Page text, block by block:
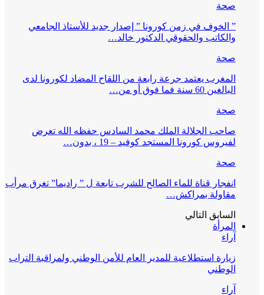
صحة
” الخوف في زمن كورونا ” إصدار جديد للأستاذ الجامعي
والكاتب والحقوقي الدكتور خالد…
صحة
المغرب يعتمد جرعة رابعة من اللقاح المضاد لكورونا لدى
البالغين 60 سنة فما فوق أو من…
صحة
صاحب الجلالة الملك محمد السادس حفظه الله تعرض
لفيروس كورونا المستجد كوفيد – 19 ، بدون…
صحة
انفجار قناة للماء الصالح للشرب تابعة ل ” راديما” تغرق مرأب
مقاولة بمراكش…
السابق التالي
المرأة
آراء
زيارة استطلاعية للمدير العام للأمن الوطني ولمراقبة التراب
الوطني
آراء